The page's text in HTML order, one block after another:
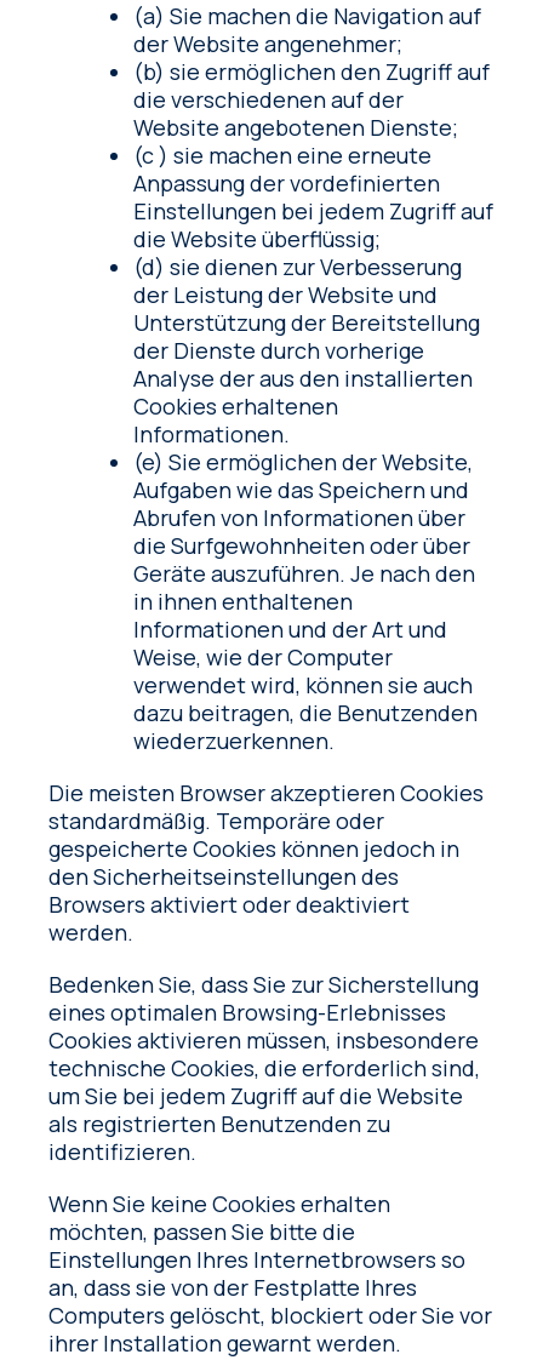
(a) Sie machen die Navigation auf
der Website angenehmer;
(b) sie ermöglichen den Zugriff auf
die verschiedenen auf der
Website angebotenen Dienste;
(c ) sie machen eine erneute
Anpassung der vordefinierten
Einstellungen bei jedem Zugriff auf
die Website überflüssig;
(d) sie dienen zur Verbesserung
der Leistung der Website und
Unterstützung der Bereitstellung
der Dienste durch vorherige
Analyse der aus den installierten
Cookies erhaltenen
Informationen.
(e) Sie ermöglichen der Website,
Aufgaben wie das Speichern und
Abrufen von Informationen über
die Surfgewohnheiten oder über
Geräte auszuführen. Je nach den
in ihnen enthaltenen
Informationen und der Art und
Weise, wie der Computer
verwendet wird, können sie auch
dazu beitragen, die Benutzenden
wiederzuerkennen.
Die meisten Browser akzeptieren Cookies
standardmäßig. Temporäre oder
gespeicherte Cookies können jedoch in
den Sicherheitseinstellungen des
Browsers aktiviert oder deaktiviert
werden.
Bedenken Sie, dass Sie zur Sicherstellung
eines optimalen Browsing-Erlebnisses
Cookies aktivieren müssen, insbesondere
technische Cookies, die erforderlich sind,
um Sie bei jedem Zugriff auf die Website
als registrierten Benutzenden zu
identifizieren.
Wenn Sie keine Cookies erhalten
möchten, passen Sie bitte die
Einstellungen Ihres Internetbrowsers so
an, dass sie von der Festplatte Ihres
Computers gelöscht, blockiert oder Sie vor
ihrer Installation gewarnt werden.